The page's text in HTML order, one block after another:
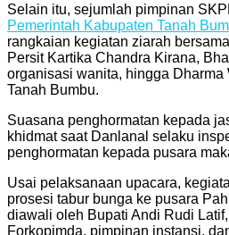
Selain itu, sejumlah pimpinan
Pemerintah Kabupaten Tanah
rangkaian kegiatan ziarah
Persit Kartika Chandra Kirana,
organisasi wanita, hingga Dharma
Tanah Bumbu.
Suasana penghormatan kepada
khidmat saat Danlanal selaku
penghormatan kepada pusara
Usai pelaksanaan upacara,
prosesi tabur bunga ke pusara
diawali oleh Bupati Andi Rudi
Forkopimda, pimpinan instansi,